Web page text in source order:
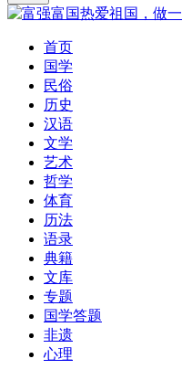
首页
国学
民俗
历史
汉语
文学
艺术
哲学
体育
历法
语录
典籍
文库
专题
国学答题
非遗
心理